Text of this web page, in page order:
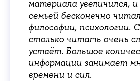
материала увеличился,
семьей бесконечно
философии, психологии.
столько читать очень
устаёт. Большое
информации занимает
времени и сил.